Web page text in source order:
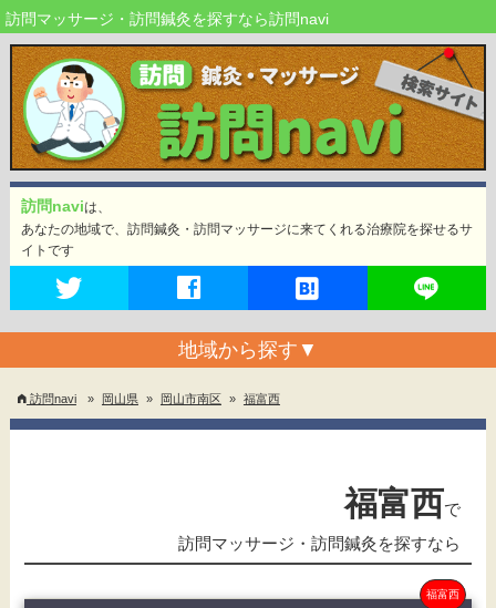
訪問マッサージ・訪問鍼灸を探すなら訪問navi
訪問naviは、
あなたの地域で、訪問鍼灸・訪問マッサージに来てくれる治療院を探せるサ
イトです
地域から探す ▼
訪問navi » 岡山県 » 岡山市南区 » 福富西
福富西で
訪問マッサージ・訪問鍼灸を探すなら
福富西